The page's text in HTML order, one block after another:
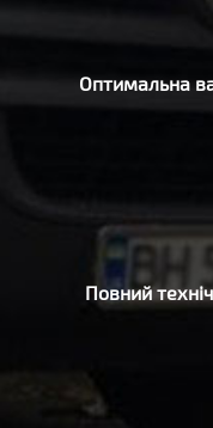
Оптимальна
Повний